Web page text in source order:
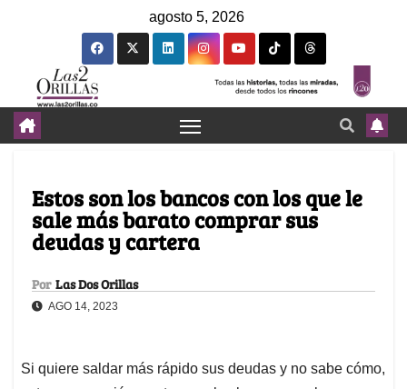
agosto 5, 2026
Estos son los bancos con los que le
sale más barato comprar sus
deudas y cartera
Por Las Dos Orillas
AGO 14, 2023
Si quiere saldar más rápido sus deudas y no sabe cómo,